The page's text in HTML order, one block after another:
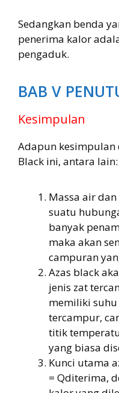
Sedangkan benda
penerima kalor
pengaduk.
BAB V
Kesimpulan
Adapun kesimpulan
Black ini, antara lain:
Massa air
suatu
banyak
maka akan
campuran
Azas black
jenis zat
memiliki
tercampur,
titik
yang biasa
Kunci utama
= Qditerima,